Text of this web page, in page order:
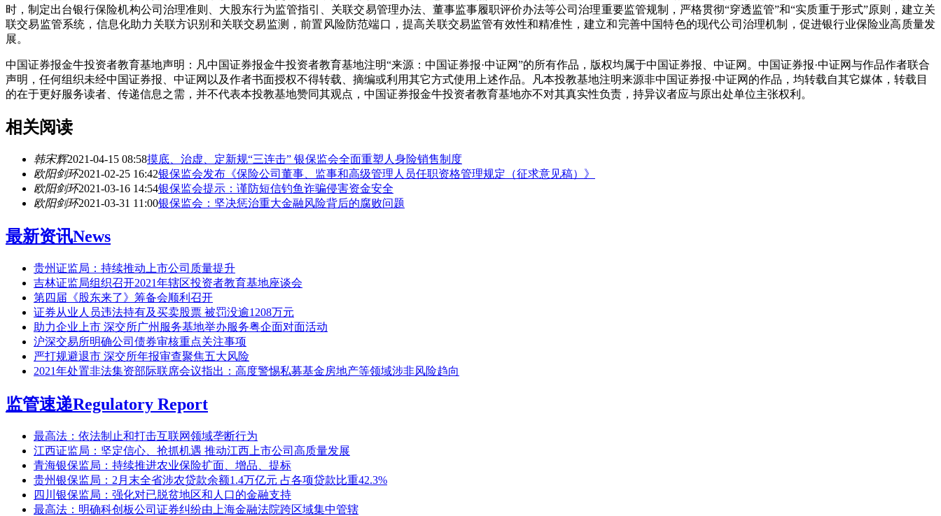
时，制定出台银行保险机构公司治理准则、大股东行为监管指引、关联交易管理办法、董事监事履职评价办法等公司治理重要监管规制，严格贯彻“穿透监管”和“实质重于形式”原则，建立关
联交易监管系统，信息化助力关联方识别和关联交易监测，前置风险防范端口，提高关联交易监管有效性和精准性，建立和完善中国特色的现代公司治理机制，促进银行业保险业高质量发
展。
中国证券报金牛投资者教育基地声明：凡中国证券报金牛投资者教育基地注明“来源：中国证券报·中证网”的所有作品，版权均属于中国证券报、中证网。中国证券报·中证网与作品作者联合
声明，任何组织未经中国证券报、中证网以及作者书面授权不得转载、摘编或利用其它方式使用上述作品。凡本投教基地注明来源非中国证券报·中证网的作品，均转载自其它媒体，转载目
的在于更好服务读者、传递信息之需，并不代表本投教基地赞同其观点，中国证券报金牛投资者教育基地亦不对其真实性负责，持异议者应与原出处单位主张权利。
相关阅读
韩宋辉2021-04-15 08:58摸底、治虚、定新规“三连击” 银保监会全面重塑人身险销售制度
欧阳剑环2021-02-25 16:42银保监会发布《保险公司董事、监事和高级管理人员任职资格管理规定（征求意见稿）》
欧阳剑环2021-03-16 14:54银保监会提示：谨防短信钓鱼诈骗侵害资金安全
欧阳剑环2021-03-31 11:00银保监会：坚决惩治重大金融风险背后的腐败问题
最新资讯News
贵州证监局：持续推动上市公司质量提升
吉林证监局组织召开2021年辖区投资者教育基地座谈会
第四届《股东来了》筹备会顺利召开
证券从业人员违法持有及买卖股票 被罚没逾1208万元
助力企业上市 深交所广州服务基地举办服务粤企面对面活动
沪深交易所明确公司债券审核重点关注事项
严打规避退市 深交所年报审查聚焦五大风险
2021年处置非法集资部际联席会议指出：高度警惕私募基金房地产等领域涉非风险趋向
监管速递Regulatory Report
最高法：依法制止和打击互联网领域垄断行为
江西证监局：坚定信心、抢抓机遇 推动江西上市公司高质量发展
青海银保监局：持续推进农业保险扩面、增品、提标
贵州银保监局：2月末全省涉农贷款余额1.4万亿元 占各项贷款比重42.3%
四川银保监局：强化对已脱贫地区和人口的金融支持
最高法：明确科创板公司证券纠纷由上海金融法院跨区域集中管辖